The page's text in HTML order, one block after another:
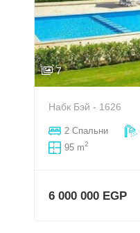
7
Набк Бэй - 1626
2 Спальни
95 m2
6 000 000 EGP